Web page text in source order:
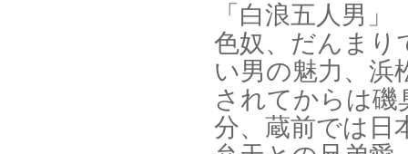
「白浪五人男
色奴、だんまり
い男の魅力、浜
されてからは磯
分、蔵前では日